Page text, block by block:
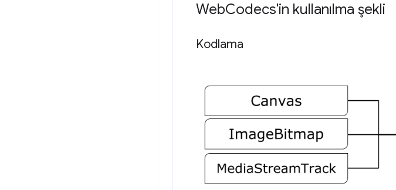
WebCodecs'in kullanılma şekli
Kodlama